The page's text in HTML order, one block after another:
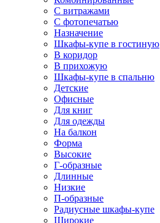
С витражами
С фотопечатью
Назначение
Шкафы-купе в гостиную
В коридор
В прихожую
Шкафы-купе в спальню
Детские
Офисные
Для книг
Для одежды
На балкон
Форма
Высокие
Г-образные
Длинные
Низкие
П-образные
Радиусные шкафы-купе
Широкие